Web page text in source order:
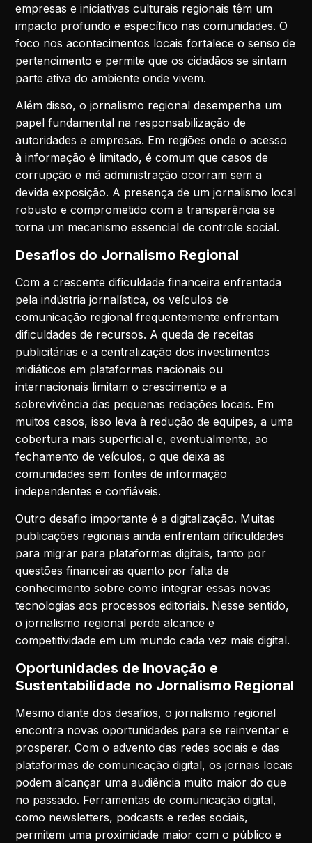
empresas e iniciativas culturais regionais têm um
impacto profundo e específico nas comunidades. O
foco nos acontecimentos locais fortalece o senso de
pertencimento e permite que os cidadãos se sintam
parte ativa do ambiente onde vivem.
Além disso, o jornalismo regional desempenha um
papel fundamental na responsabilização de
autoridades e empresas. Em regiões onde o acesso
à informação é limitado, é comum que casos de
corrupção e má administração ocorram sem a
devida exposição. A presença de um jornalismo local
robusto e comprometido com a transparência se
torna um mecanismo essencial de controle social.
Desafios do Jornalismo Regional
Com a crescente dificuldade financeira enfrentada
pela indústria jornalística, os veículos de
comunicação regional frequentemente enfrentam
dificuldades de recursos. A queda de receitas
publicitárias e a centralização dos investimentos
midiáticos em plataformas nacionais ou
internacionais limitam o crescimento e a
sobrevivência das pequenas redações locais. Em
muitos casos, isso leva à redução de equipes, a uma
cobertura mais superficial e, eventualmente, ao
fechamento de veículos, o que deixa as
comunidades sem fontes de informação
independentes e confiáveis.
Outro desafio importante é a digitalização. Muitas
publicações regionais ainda enfrentam dificuldades
para migrar para plataformas digitais, tanto por
questões financeiras quanto por falta de
conhecimento sobre como integrar essas novas
tecnologias aos processos editoriais. Nesse sentido,
o jornalismo regional perde alcance e
competitividade em um mundo cada vez mais digital.
Oportunidades de Inovação e
Sustentabilidade no Jornalismo Regional
Mesmo diante dos desafios, o jornalismo regional
encontra novas oportunidades para se reinventar e
prosperar. Com o advento das redes sociais e das
plataformas de comunicação digital, os jornais locais
podem alcançar uma audiência muito maior do que
no passado. Ferramentas de comunicação digital,
como newsletters, podcasts e redes sociais,
permitem uma proximidade maior com o público e